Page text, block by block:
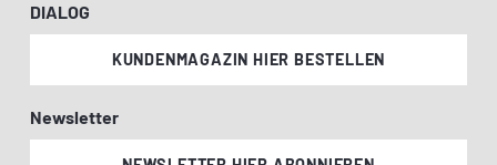
DIALOG
KUNDENMAGAZIN HIER BESTELLEN
Newsletter